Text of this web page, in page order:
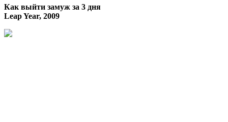
Как выйти замуж за 3 дня
Leap Year, 2009